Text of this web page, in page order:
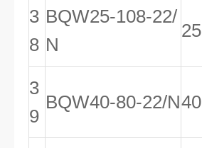
3
8
BQW25-108-22/
N
25
3
9
BQW40-80-22/N40